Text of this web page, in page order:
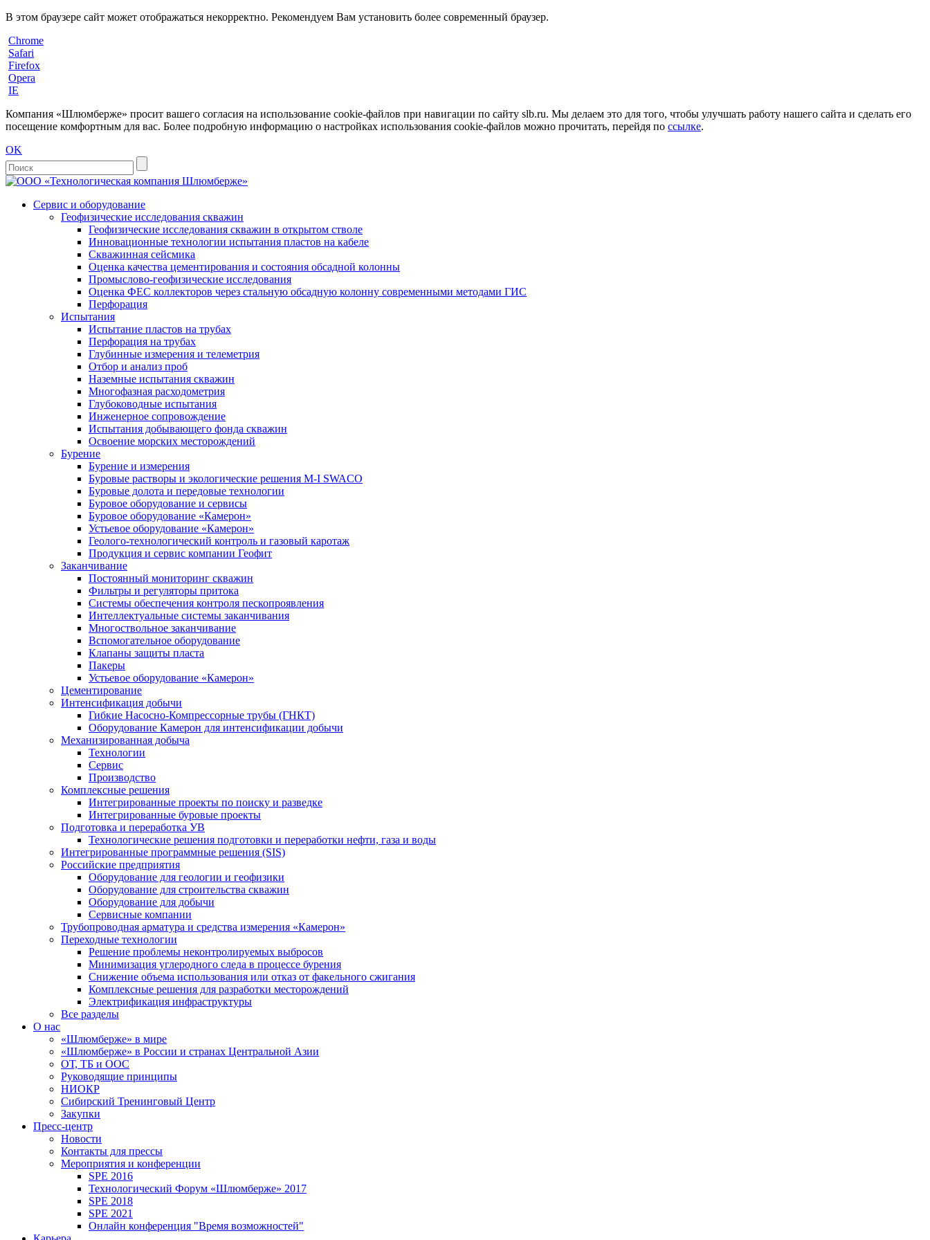
В этом браузере сайт может отображаться некорректно. Рекомендуем Вам установить более современный браузер.
Chrome
Safari
Firefox
Opera
IE
Компания «Шлюмберже» просит вашего согласия на использование cookie-файлов при навигации по сайту slb.ru. Мы делаем это для того, чтобы улучшать работу нашего сайта и сделать его
посещение комфортным для вас. Более подробную информацию о настройках использования cookie-файлов можно прочитать, перейдя по ссылке.
OK
Сервис и оборудование
Геофизические исследования скважин
Геофизические исследования скважин в открытом стволе
Инновационные технологии испытания пластов на кабеле
Скважинная сейсмика
Оценка качества цементирования и состояния обсадной колонны
Промыслово-геофизические исследования
Оценка ФЕС коллекторов через стальную обсадную колонну современными методами ГИС
Перфорация
Испытания
Испытание пластов на трубах
Перфорация на трубах
Глубинные измерения и телеметрия
Отбор и анализ проб
Наземные испытания скважин
Многофазная расходометрия
Глубоководные испытания
Инженерное сопровождение
Испытания добывающего фонда скважин
Освоение морских месторождений
Бурение
Бурение и измерения
Буровые растворы и экологические решения M-I SWACO
Буровые долота и передовые технологии
Буровое оборудование и сервисы
Буровое оборудование «Камерон»
Устьевое оборудование «Камерон»
Геолого-технологический контроль и газовый каротаж
Продукция и сервис компании Геофит
Заканчивание
Постоянный мониторинг скважин
Фильтры и регуляторы притока
Cистемы обеспечения контроля пескопроявления
Интеллектуальные системы заканчивания
Многоствольное заканчивание
Вспомогательное оборудование
Клапаны защиты пласта
Пакеры
Устьевое оборудование «Камерон»
Цементирование
Интенсификация добычи
Гибкие Насосно-Компрессорные трубы (ГНКТ)
Оборудование Камерон для интенсификации добычи
Механизированная добыча
Технологии
Сервис
Производство
Комплексные решения
Интегрированные проекты по поиску и разведке
Интегрированные буровые проекты
Подготовка и переработка УВ
Технологические решения подготовки и переработки нефти, газа и воды
Интегрированные программные решения (SIS)
Российские предприятия
Оборудование для геологии и геофизики
Оборудование для строительства скважин
Оборудование для добычи
Сервисные компании
Трубопроводная арматура и средства измерения «Камерон»
Переходные технологии
Решение проблемы неконтролируемых выбросов
Минимизация углеродного следа в процессе бурения
Снижение объема использования или отказ от факельного сжигания
Комплексные решения для разработки месторождений
Электрификация инфраструктуры
Все разделы
О нас
«Шлюмберже» в мире
«Шлюмберже» в России и странах Центральной Азии
ОТ, ТБ и ООС
Руководящие принципы
НИОКР
Сибирский Тренинговый Центр
Закупки
Пресс-центр
Новости
Контакты для прессы
Мероприятия и конференции
SPE 2016
Технологический Форум «Шлюмберже» 2017
SPE 2018
SPE 2021
Онлайн конференция "Время возможностей"